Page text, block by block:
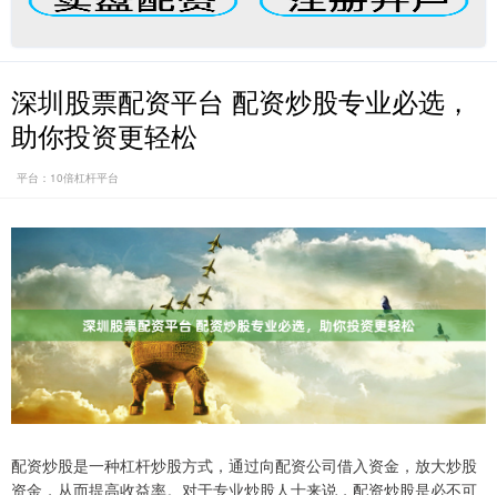
深圳股票配资平台 配资炒股专业必选，
助你投资更轻松
平台：10倍杠杆平台
配资炒股是一种杠杆炒股方式，通过向配资公司借入资金，放大炒股
资金，从而提高收益率。对于专业炒股人士来说，配资炒股是必不可